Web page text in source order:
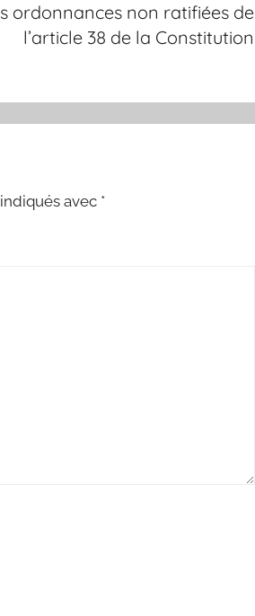
ordonnances non ratifiées de
l’article 38 de la Constitution
avec *